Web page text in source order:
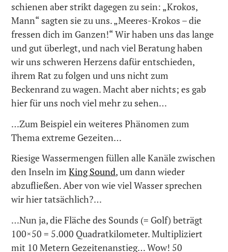
schienen aber strikt dagegen zu sein: „Krokos,
Mann“ sagten sie zu uns. „Meeres-Krokos – die
fressen dich im Ganzen!“ Wir haben uns das lange
und gut überlegt, und nach viel Beratung haben
wir uns schweren Herzens dafür entschieden,
ihrem Rat zu folgen und uns nicht zum
Beckenrand zu wagen. Macht aber nichts; es gab
hier für uns noch viel mehr zu sehen…
…Zum Beispiel ein weiteres Phänomen zum
Thema extreme Gezeiten…
Riesige Wassermengen füllen alle Kanäle zwischen
den Inseln imKing Sound, um dann wieder
abzufließen. Aber von wie viel Wasser sprechen
wir hier tatsächlich?…
…Nun ja, die Fläche des Sounds (= Golf) beträgt
100×50 = 5.000 Quadratkilometer. Multipliziert
mit 10 Metern Gezeitenanstieg… Wow! 50